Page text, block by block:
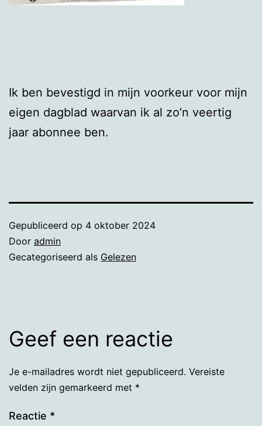
Ik ben bevestigd in mijn voorkeur voor mijn
eigen dagblad waarvan ik al zo’n veertig
jaar abonnee ben.
Gepubliceerd op 4 oktober 2024
Door admin
Gecategoriseerd als Gelezen
Geef een reactie
Je e-mailadres wordt niet gepubliceerd. Vereiste
velden zijn gemarkeerd met *
Reactie *